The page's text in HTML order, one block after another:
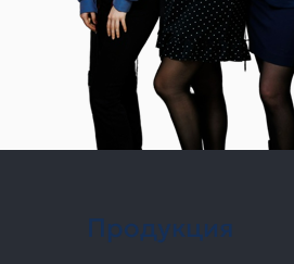
Продукция